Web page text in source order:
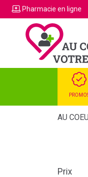
Pharmacie en ligne
AU
Prix